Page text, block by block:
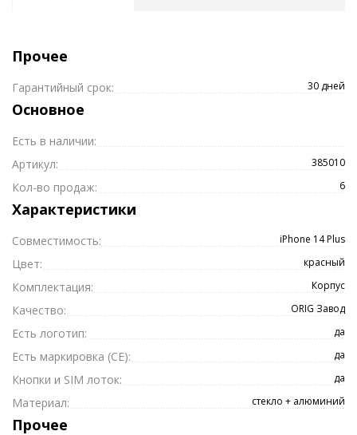
Прочее
Гарантийный срок: 30 дней
Основное
Есть в наличии:
Артикул:
385010
Кол-во продаж: 6
Характеристики
Совместимость: iPhone 14 Plus
Цвет: красный
Комплектация: Корпус
Качество: ORIG Завод
Есть логотип: да
Есть маркировка (CE): да
Кнопки и SIM лоток: да
Материал: стекло + алюминий
Прочее